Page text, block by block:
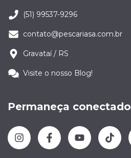
(51) 99537-9296
contato@pescariasa.com.br
Gravataí / RS
Visite o nosso Blog!
Permaneça conectado